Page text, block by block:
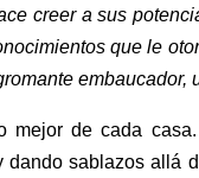
creer a sus
que le
embaucador,
mejor de cada
dando sablazos allá